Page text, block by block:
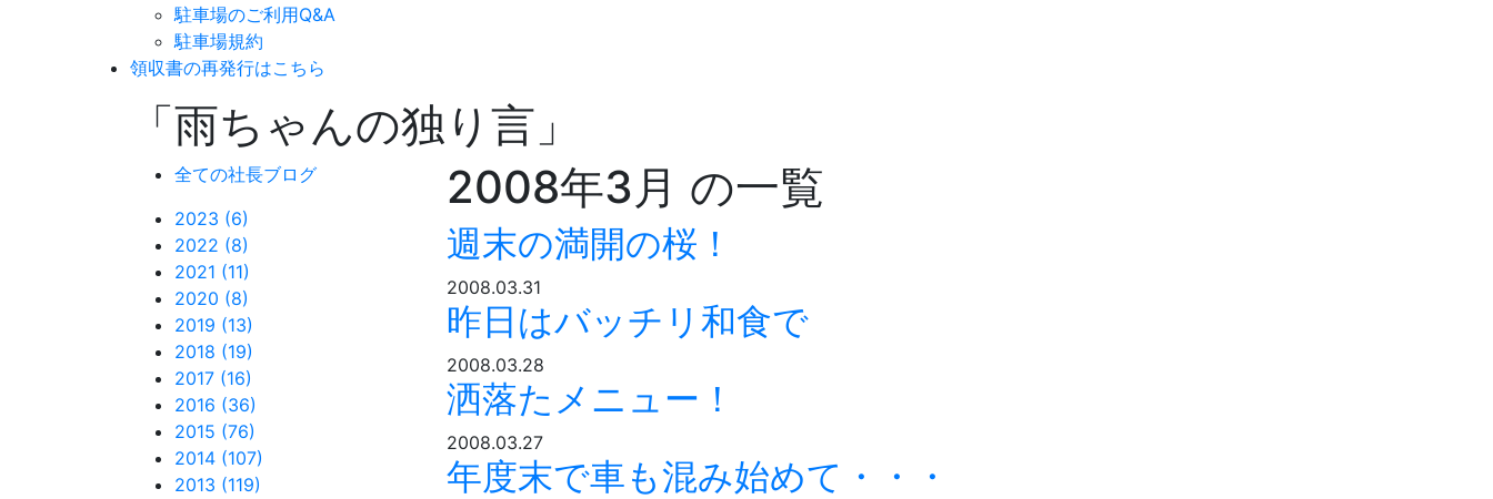
駐車場のご利用Q&A
駐車場規約
領収書の再発行はこちら
「雨ちゃんの独り言」
全ての社長ブログ
2023 (6)
2022 (8)
2021 (11)
2020 (8)
2019 (13)
2018 (19)
2017 (16)
2016 (36)
2015 (76)
2014 (107)
2013 (119)
2008年3月 の一覧
週末の満開の桜！
2008.03.31
昨日はバッチリ和食で
2008.03.28
洒落たメニュー！
2008.03.27
年度末で車も混み始めて・・・